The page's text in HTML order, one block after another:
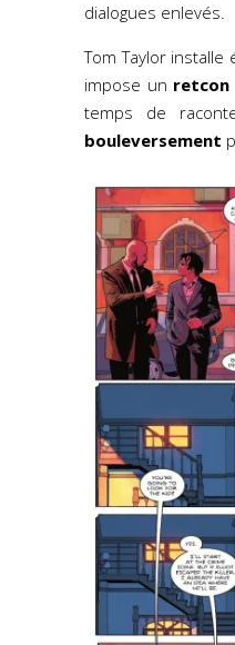
dialogues enlevés.
Tom Taylor installe
impose un retcon
temps de
bouleversement